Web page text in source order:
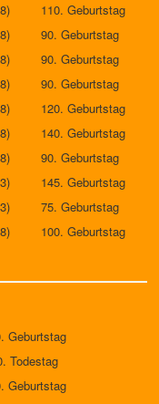
110. Geburtstag
90. Geburtstag
90. Geburtstag
90. Geburtstag
120. Geburtstag
140. Geburtstag
90. Geburtstag
145. Geburtstag
75. Geburtstag
100. Geburtstag
Geburtstag
Todestag
Geburtstag